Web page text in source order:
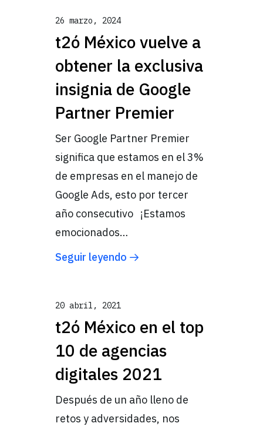
26 marzo, 2024
t2ó México vuelve a
obtener la exclusiva
insignia de Google
Partner Premier
Ser Google Partner Premier
significa que estamos en el 3%
de empresas en el manejo de
Google Ads, esto por tercer
año consecutivo ¡Estamos
emocionados…
Seguir leyendo
20 abril, 2021
t2ó México en el top
10 de agencias
digitales 2021
Después de un año lleno de
retos y adversidades, nos